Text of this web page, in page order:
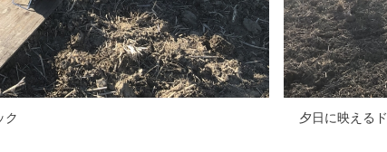
ク 夕日に映える